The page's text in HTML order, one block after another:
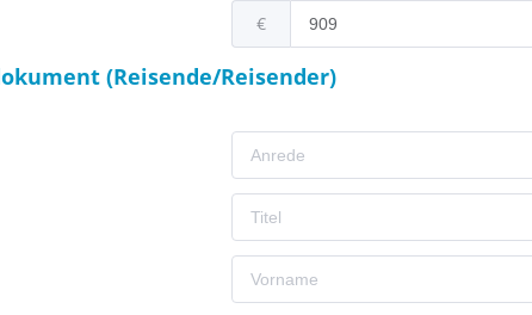
€
(Reisende/Reisender)